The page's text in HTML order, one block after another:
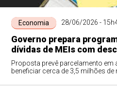
Economia 28/06/2026 -
Governo prepara
dívidas de MEIs com
Proposta prevê parcelamento em
beneficiar cerca de 3,5 milhões